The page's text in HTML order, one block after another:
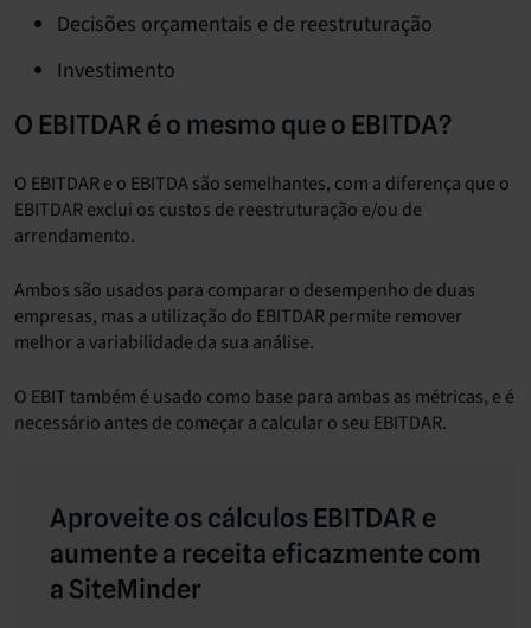
Decisões orçamentais e de reestruturação
Investimento
O EBITDAR é o mesmo que o EBITDA?
O EBITDAR e o EBITDA são semelhantes, com a diferença que o
EBITDAR exclui os custos de reestruturação e/ou de
arrendamento.
Ambos são usados para comparar o desempenho de duas
empresas, mas a utilização do EBITDAR permite remover
melhor a variabilidade da sua análise.
O EBIT também é usado como base para ambas as métricas, e é
necessário antes de começar a calcular o seu EBITDAR.
Aproveite os cálculos EBITDAR e
aumente a receita eficazmente com
a SiteMinder